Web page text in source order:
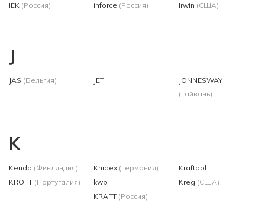
IEK (Россия) inforce (Россия) Irwin (США)
J
JAS (Бельгия) JET
JONNESWAY
(Тайвань)
K
Kendo (Финляндия)
KROFT (Португалия)
Knipex (Германия)
kwb
KRAFT (Россия)
Kraftool
Kreg (США)